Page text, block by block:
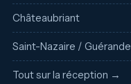
Châteaubriant
Saint-Nazaire / Guérande
Tout sur la réception →